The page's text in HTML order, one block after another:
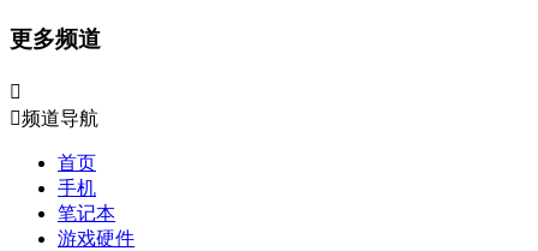
更多频道

频道导航
首页
手机
笔记本
游戏硬件